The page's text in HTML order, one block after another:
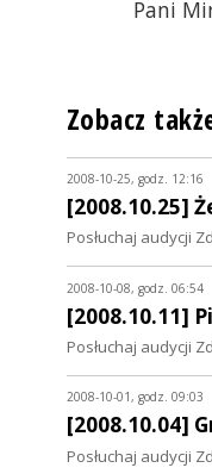
Pani
Zobacz
2008-10-25, godz. 12:16
[2008.10.25]
Posłuchaj audycji
2008-10-08, godz. 06:54
[2008.10.11]
Posłuchaj audycji
2008-10-01, godz. 09:03
[2008.10.04]
Posłuchaj audycji